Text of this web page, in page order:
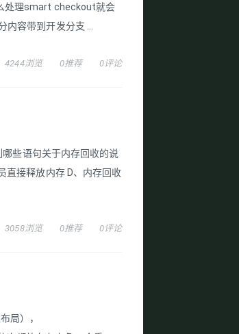
处理smart checkout就会
容带到开发分支 ...
4244浏览 0推荐 0评论
些语句关于内存回收的说
直接释放内存 D、内存回收
3058浏览 0推荐 0评论
局），